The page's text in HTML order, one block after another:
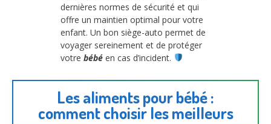
dernières normes de sécurité et qui
offre un maintien optimal pour votre
enfant. Un bon siège-auto permet de
voyager sereinement et de protéger
votre bébé en cas d’incident.
Les aliments pour bébé :
comment choisir les meilleurs